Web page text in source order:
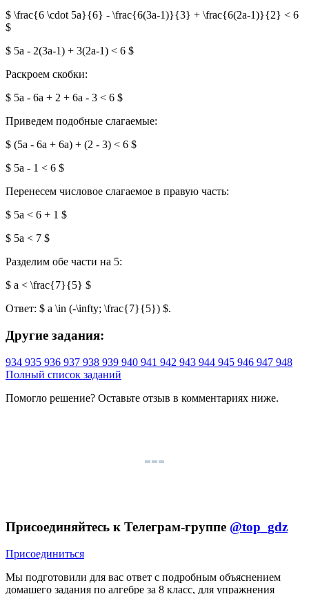
$ \frac{6 \cdot 5a}{6} - \frac{6(3a-1)}{3} + \frac{6(2a-1)}{2} < 6
$
$ 5a - 2(3a-1) + 3(2a-1) < 6 $
Раскроем скобки:
$ 5a - 6a + 2 + 6a - 3 < 6 $
Приведем подобные слагаемые:
$ (5a - 6a + 6a) + (2 - 3) < 6 $
$ 5a - 1 < 6 $
Перенесем числовое слагаемое в правую часть:
$ 5a < 6 + 1 $
$ 5a < 7 $
Разделим обе части на 5:
$ a < \frac{7}{5} $
Ответ: $ a \in (-\infty; \frac{7}{5}) $.
Другие задания:
934 935 936 937 938 939 940 941 942 943 944 945 946 947 948
Полный список заданий
Помогло решение? Оставьте отзыв в комментариях ниже.
Присоединяйтесь к Телеграм-группе @top_gdz
Присоединиться
Мы подготовили для вас ответ c подробным объяснением
домашего задания по алгебре за 8 класс, для упражнения